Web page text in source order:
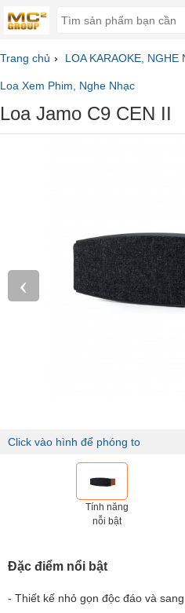
Trang chủ LOA KARAOKE, NGHE
Loa Xem Phim, Nghe Nhạc
Loa Jamo C9 CEN II
‹
Click vào hình để phóng to
Tính năng
nỗi bật
Đặc điểm nổi bật
- Thiết kế nhỏ gọn độc đáo và